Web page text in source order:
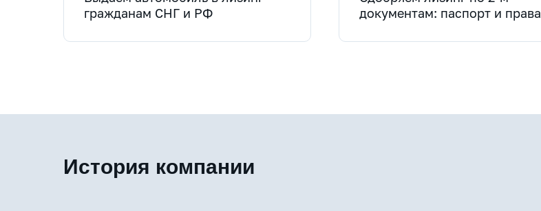
гражданам СНГ и РФ
документам: паспорт и права
История компании